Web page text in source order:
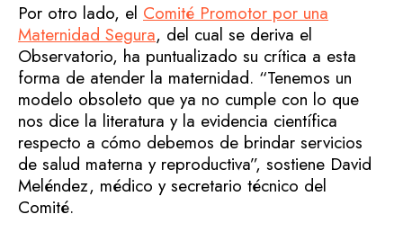
Por otro lado, el Comité Promotor por una
Maternidad Segura, del cual se deriva el
Observatorio, ha puntualizado su crítica a esta
forma de atender la maternidad. “Tenemos un
modelo obsoleto que ya no cumple con lo que
nos dice la literatura y la evidencia científica
respecto a cómo debemos de brindar servicios
de salud materna y reproductiva”, sostiene David
Meléndez, médico y secretario técnico del
Comité.